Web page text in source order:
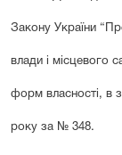
Закону України
влади і місцевого
форм власності, в
року за № 348.